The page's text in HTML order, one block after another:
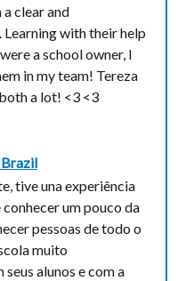
clear and
with their help
a school owner, I
in my team! Tereza
a lot! <3 <3
Brazil
tive una experiência
um pouco da
pessoas de todo o
muito
alunos e com a